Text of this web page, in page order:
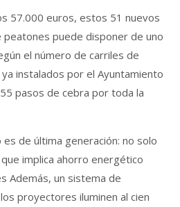
57.000 euros, estos 51 nuevos
puede disponer de uno
el número de carriles de
instalados por el Ayuntamiento
pasos de cebra por toda la
de última generación: no solo
implica ahorro energético
Además, un sistema de
proyectores iluminen al cien